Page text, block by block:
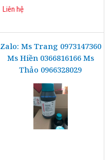
Liên hệ
Zalo: Ms Trang 0973147360
Ms Hiền 0366816166 Ms
Thảo 0966328029